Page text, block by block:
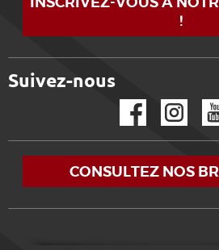
!
Suivez-nous
CONSULTEZ NOS